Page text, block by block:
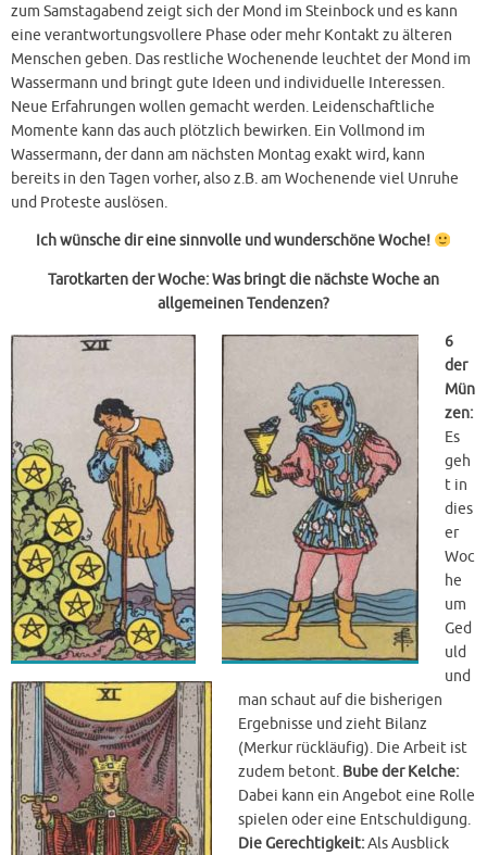
zum Samstagabend zeigt sich der Mond im Steinbock und es kann
eine verantwortungsvollere Phase oder mehr Kontakt zu älteren
Menschen geben. Das restliche Wochenende leuchtet der Mond im
Wassermann und bringt gute Ideen und individuelle Interessen.
Neue Erfahrungen wollen gemacht werden. Leidenschaftliche
Momente kann das auch plötzlich bewirken. Ein Vollmond im
Wassermann, der dann am nächsten Montag exakt wird, kann
bereits in den Tagen vorher, also z.B. am Wochenende viel Unruhe
und Proteste auslösen.
Ich wünsche dir eine sinnvolle und wunderschöne Woche!
Tarotkartender Woche: Was bringtdie nächste Woche an
allgemeinen Tendenzen?
6
der
Mün
zen:
Es
geh
t in
dies
er
Woc
he
um
Ged
uld
und
man schaut auf die bisherigen
Ergebnisse und zieht Bilanz
(Merkur rückläufig). Die Arbeit ist
zudem betont. Bube der Kelche:
Dabei kann ein Angebot eine Rolle
spielen oder eine Entschuldigung.
Die Gerechtigkeit:Als Ausblick